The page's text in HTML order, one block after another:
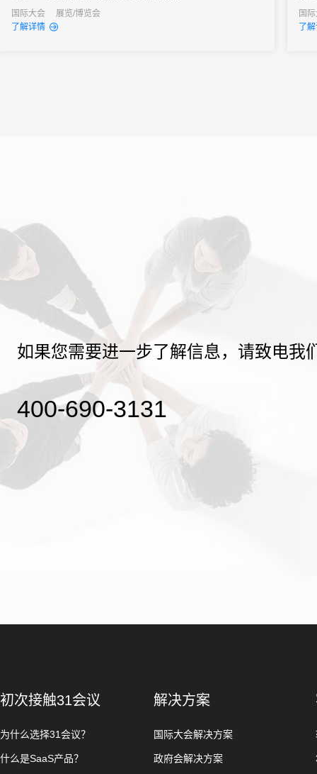
国际大会
展览/博览会
了解详情
国
了
如果您需要进一步了解信息，请致电我
400-690-3131
初次接触31会议
为什么选择31会议？
什么是SaaS产品？
解决方案
国际大会解决方案
政府会解决方案